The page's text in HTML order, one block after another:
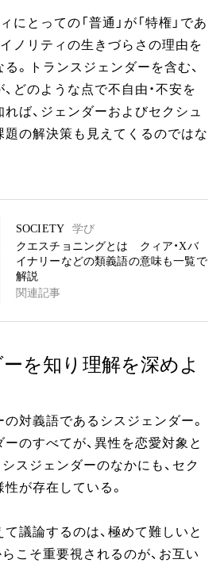
にとっての「普通」が「特権」であ
ノリティの生きづらさの理由を
。トランスジェンダーを含む、
どのような点で不自由・不安を
ば、ジェンダーおよびセクシュ
題の解決策も見えてくるのではな
SOCIETY
学び
クエスチョニングとは クィア・Xバ
イナリーなどの類義語の意味も一覧で
解説
関連記事
を知り理解を深めよ
の対義語であるシスジェンダー。
のすべてが、異性を恋愛対象と
スジェンダーのなかにも、セク
が存在している。
議論するのは、極めて難しいと
こそ重要視されるのが、お互い